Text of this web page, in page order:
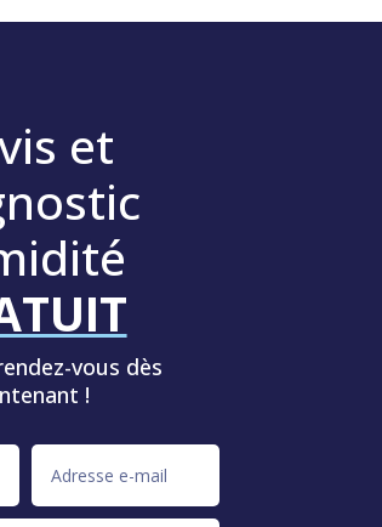
et
vous dès
!